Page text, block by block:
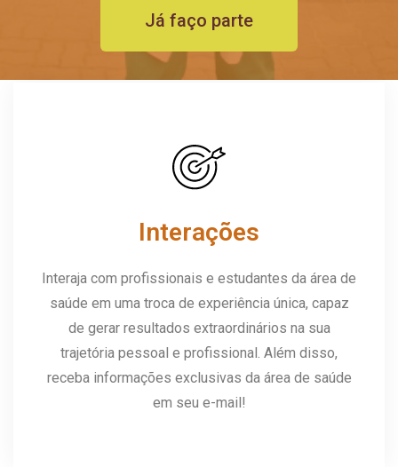
Já faço parte
Interações
Interaja com profissionais e estudantes da área de
saúde em uma troca de experiência única, capaz
de gerar resultados extraordinários na sua
trajetória pessoal e profissional. Além disso,
receba informações exclusivas da área de saúde
em seu e-mail!